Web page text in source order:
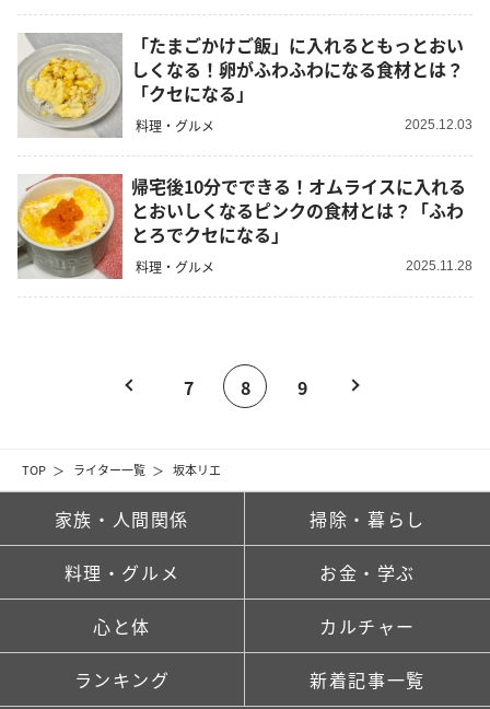
TOP ライター一覧 坂本リエ
「たまごかけご飯」に入れるともっとおい
しくなる！卵がふわふわになる食材とは？
「クセになる」
料理・グルメ 2025.12.03
帰宅後10分でできる！オムライスに入れる
とおいしくなるピンクの食材とは？「ふわ
とろでクセになる」
料理・グルメ 2025.11.28
7 8 9
家族・人間関係 掃除・暮らし
料理・グルメ お金・学ぶ
心と体 カルチャー
ランキング 新着記事一覧